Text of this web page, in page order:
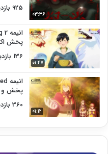
03:36
925 بازدید
01:47
پخش اکتبر
136 بازدید
01:12
پخش و
360 بازدید